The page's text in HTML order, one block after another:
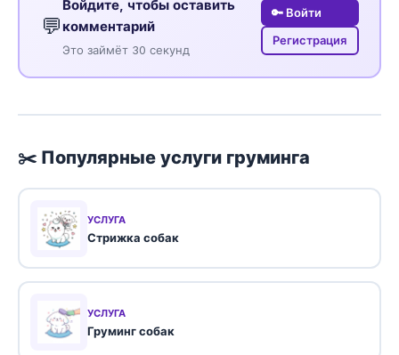
💬
Войдите, чтобы оставить
комментарий
Это займёт 30 секунд
🔑 Войти
Регистрация
✂️ Популярные услуги груминга
УСЛУГА
Стрижка собак
УСЛУГА
Груминг собак